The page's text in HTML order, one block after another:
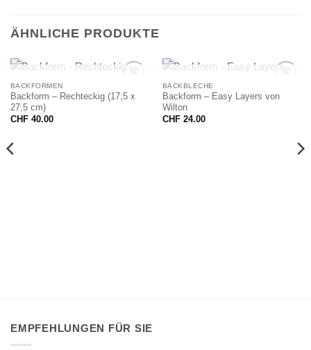
ÄHNLICHE PRODUKTE
NICHT VORRÄTIG
BACKFORMEN
Backform – Rechteckig (17,5 x
27,5 cm)
CHF40.00
NICHT VORRÄTIG
BACKBLECHE
Backform – Easy Layers von
Wilton
CHF24.00
EMPFEHLUNGEN FÜR SIE